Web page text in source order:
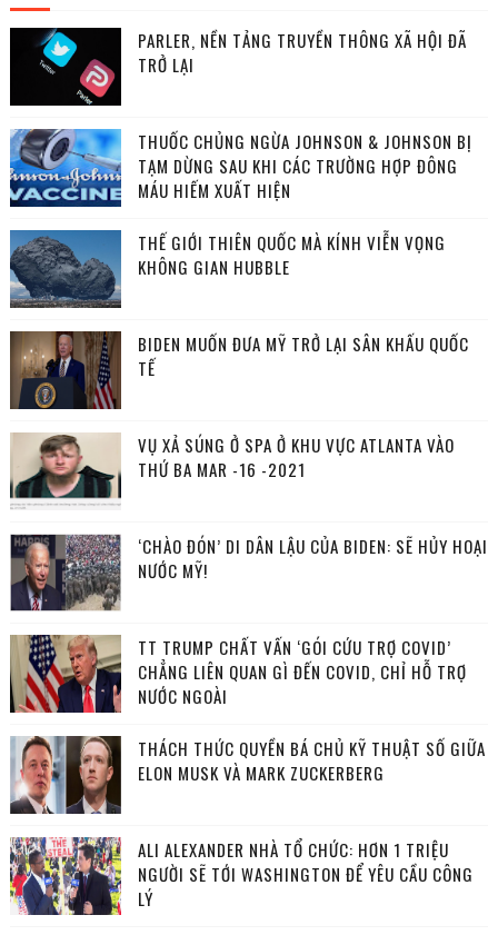
PARLER, NỀN TẢNG TRUYỀN THÔNG XÃ HỘI ĐÃ
TRỞ LẠI
THUỐC CHỦNG NGỪA JOHNSON & JOHNSON BỊ
TẠM DỪNG SAU KHI CÁC TRƯỜNG HỢP ĐÔNG
MÁU HIẾM XUẤT HIỆN
THẾ GIỚI THIÊN QUỐC MÀ KÍNH VIỄN VỌNG
KHÔNG GIAN HUBBLE
BIDEN MUỐN ĐƯA MỸ TRỞ LẠI SÂN KHẤU QUỐC
TẾ
VỤ XẢ SÚNG Ở SPA Ở KHU VỰC ATLANTA VÀO
THỨ BA MAR -16 -2021
‘CHÀO ĐÓN’ DI DÂN LẬU CỦA BIDEN: SẼ HỦY HOẠI
NƯỚC MỸ!
TT TRUMP CHẤT VẤN ‘GÓI CỨU TRỢ COVID’
CHẲNG LIÊN QUAN GÌ ĐẾN COVID, CHỈ HỖ TRỢ
NƯỚC NGOÀI
THÁCH THỨC QUYỀN BÁ CHỦ KỸ THUẬT SỐ GIỮA
ELON MUSK VÀ MARK ZUCKERBERG
ALI ALEXANDER NHÀ TỔ CHỨC: HƠN 1 TRIỆU
NGƯỜI SẼ TỚI WASHINGTON ĐỂ YÊU CẦU CÔNG
LÝ